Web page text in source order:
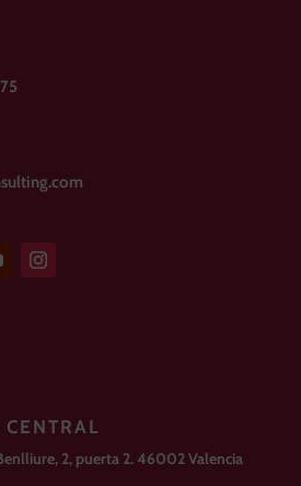
2, puerta 2. 46002 Valencia